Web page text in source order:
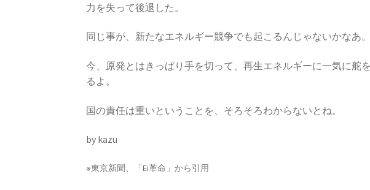
力を失って後退した。
同じ事が、新たなエネルギー競争でも起こるんじゃないかなあ。
今、原発とはきっぱり手を切って、再生エネルギーに一気に舵
るよ。
国の責任は重いということを、そろそろわからないとね。
by kazu
※東京新聞、「Ei革命」から引用